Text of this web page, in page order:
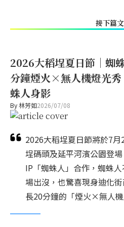
接下篇
2026大稻埕夏日節｜蜘
分鐘煙火×無人機燈光
蛛人身影
By林芳如2026/07/08
2026大稻埕夏日節將於7
埕碼頭及延平河濱公園登
IP「蜘蛛人」合作，蜘蛛
場出沒，也驚喜現身迪化
長20分鐘的「煙火×無人機